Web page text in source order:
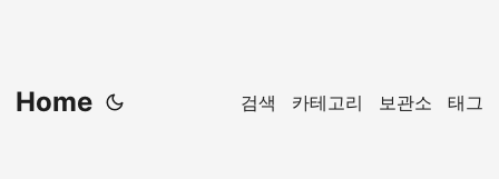
Home 검색 카테고리 보관소 태그